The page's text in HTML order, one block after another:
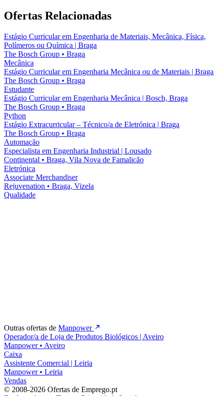
Ofertas Relacionadas
Estágio Curricular em Engenharia de Materiais, Mecânica, Física,
Polímeros ou Química | Braga
The Bosch Group • Braga
Mecânica
Estágio Curricular em Engenharia Mecânica ou de Materiais | Braga
The Bosch Group • Braga
Estudante
Estágio Curricular em Engenharia Mecânica | Bosch, Braga
The Bosch Group • Braga
Python
Estágio Extracurricular – Técnico/a de Eletrónica | Braga
The Bosch Group • Braga
Automação
Especialista em Engenharia Industrial | Lousado
Continental • Braga, Vila Nova de Famalicão
Eletrónica
Associate Merchandiser
Rejuvenation • Braga, Vizela
Qualidade
Outras ofertas de Manpower
Operador/a de Loja de Produtos Biológicos | Aveiro
Manpower • Aveiro
Caixa
Assistente Comercial | Leiria
Manpower • Leiria
Vendas
© 2008-2026 Ofertas de Emprego.pt